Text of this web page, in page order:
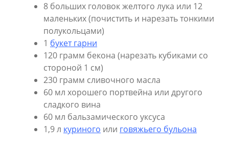
8 больших головок желтого лука или 12
маленьких (почистить и нарезать тонкими
полукольцами)
1 букет гарни
120 грамм бекона (нарезать кубиками со
стороной 1 см)
230 грамм сливочного масла
60 мл хорошего портвейна или другого
сладкого вина
60 мл бальзамического уксуса
1,9 л куриного или говяжьего бульона